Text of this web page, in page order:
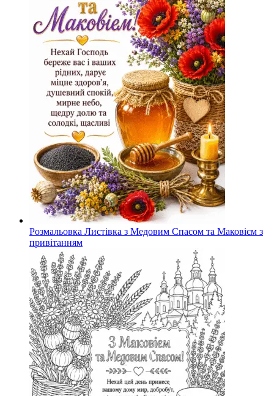
Розмальовка Листівка з Медовим Спасом та Маковієм з
привітанням